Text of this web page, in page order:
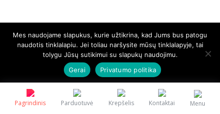
Pagrindinis Parduotuvė Krepšelis Kontaktai Menu
Mes naudojame slapukus, kurie užtikrina, kad Jums bus patogu
naudotis tinklalapiu. Jei toliau naršysite mūsų tinklalapyje, tai
tolygu Jūsų sutikimui su slapukų naudojimu.
Gerai
Privatumo politika